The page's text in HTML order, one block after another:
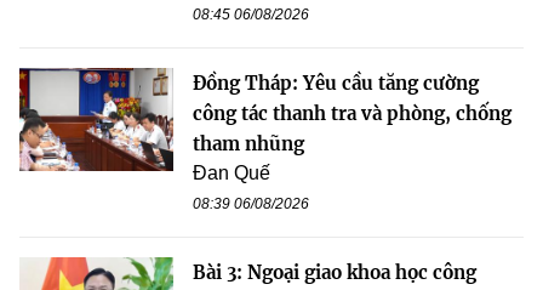
08:45 06/08/2026
Đồng Tháp: Yêu cầu tăng cường
công tác thanh tra và phòng, chống
tham nhũng
Đan Quế
08:39 06/08/2026
Bài 3: Ngoại giao khoa học công